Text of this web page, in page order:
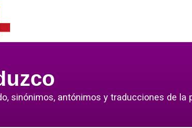
sinónimos, antónimos y traducciones de la